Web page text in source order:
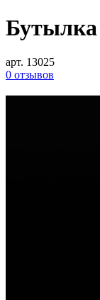
арт. 13025
0 отзывов